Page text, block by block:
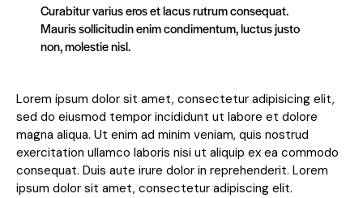
Curabitur varius eros et lacus rutrum consequat.
Mauris sollicitudin enim condimentum, luctus justo
non, molestie nisl.
Lorem ipsum dolor sit amet, consectetur adipisicing elit,
sed do eiusmod tempor incididunt ut labore et dolore
magna aliqua. Ut enim ad minim veniam, quis nostrud
exercitation ullamco laboris nisi ut aliquip ex ea commodo
consequat. Duis aute irure dolor in reprehenderit. Lorem
ipsum dolor sit amet, consectetur adipiscing elit.